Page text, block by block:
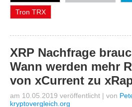
Tron TRX
XRP Nachfrage
Wann werden mehr
von xCurrent zu
am 10.05.2019 veröffentlicht | von
kryptovergleich.org